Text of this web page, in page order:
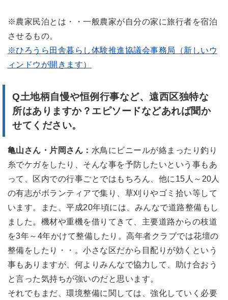
※農家民泊とは・・一般農家が自分の家に旅行者を宿泊
させるもの。
※ひろうら田舎暮らし体験推進協議会事務局（新しいウ
ィンドウが開きます）
Q土地柄自慢や恒例行事など、遠西区独特な
所はありますか？エピソードなどあれば聞か
せてください。
亀山さん・片岡さん： 水鳥にビニールが絡まったり釣り
糸でケガをしたり、そんな事を予防したいという事もあ
って、区内での行事ごとではもちろん、他に15人～20人
の有志がボランティアで集り、草刈りやゴミ拾い等して
います。また、平成20年頃には、みんなで道路整備もし
ました。機材や重機を借りてきて、主要道路からの枝道
を3年～4年かけて整備したり。高年者クラブでは花壇の
整備をしたり・・。小さな区だから目配りが効くという
事もありますが、何よりみんなで協力して、助け合おう
と言った気持ちが強いのだと思います。
それでもまだ、環境整備に関しては、強化していく必要